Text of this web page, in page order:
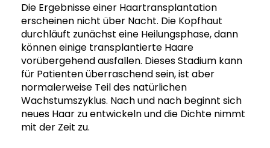
Die Ergebnisse einer Haartransplantation
erscheinen nicht über Nacht. Die Kopfhaut
durchläuft zunächst eine Heilungsphase, dann
können einige transplantierte Haare
vorübergehend ausfallen. Dieses Stadium kann
für Patienten überraschend sein, ist aber
normalerweise Teil des natürlichen
Wachstumszyklus. Nach und nach beginnt sich
neues Haar zu entwickeln und die Dichte nimmt
mit der Zeit zu.